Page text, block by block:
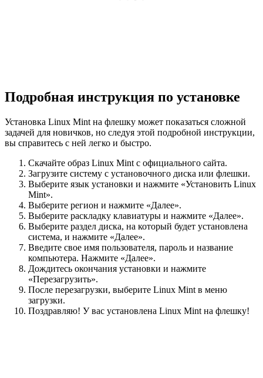
Подробная инструкция по установке
Установка Linux Mint на флешку может показаться сложной
задачей для новичков, но следуя этой подробной инструкции,
вы справитесь с ней легко и быстро.
Скачайте образ Linux Mint с официального сайта.
Загрузите систему с установочного диска или флешки.
Выберите язык установки и нажмите «Установить Linux
Mint».
Выберите регион и нажмите «Далее».
Выберите раскладку клавиатуры и нажмите «Далее».
Выберите раздел диска, на который будет установлена
система, и нажмите «Далее».
Введите свое имя пользователя, пароль и название
компьютера. Нажмите «Далее».
Дождитесь окончания установки и нажмите
«Перезагрузить».
После перезагрузки, выберите Linux Mint в меню
загрузки.
Поздравляю! У вас установлена Linux Mint на флешку!